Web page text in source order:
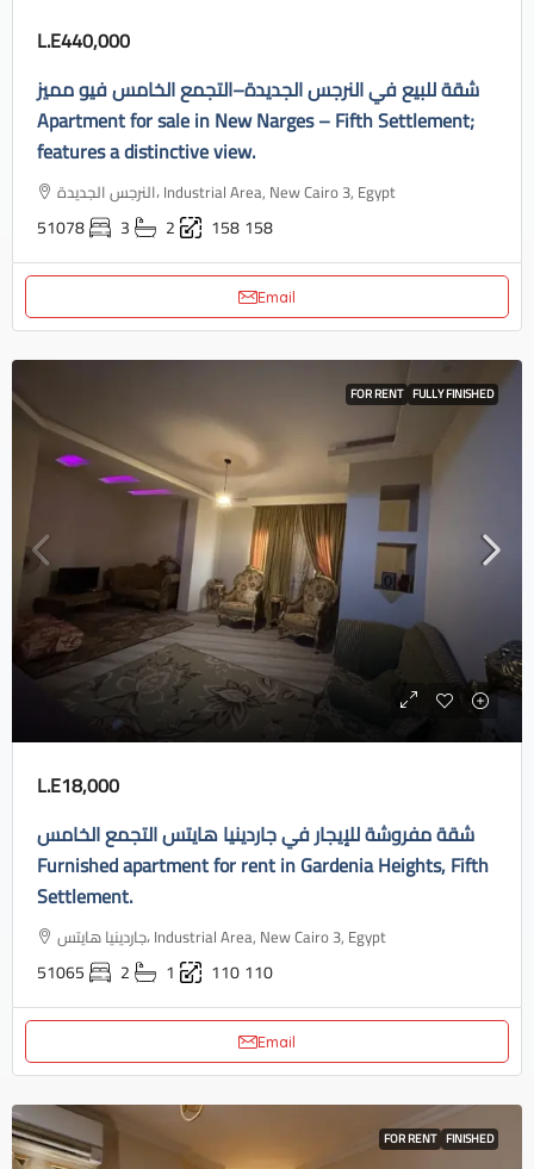
L.E440,000
شقة للبيع في النرجس الجديدة–التجمع الخامس فيو مميز
Apartment for sale in New Narges – Fifth Settlement;
features a distinctive view.
النرجس الجديدة، Industrial Area, New Cairo 3, Egypt
51078 3 2 158158
Email
FOR RENT FULLY FINISHED
L.E18,000
شقة مفروشة للإيجار في جاردينيا هايتس التجمع الخامس
Furnished apartment for rent in Gardenia Heights, Fifth
Settlement.
جاردينيا هايتس، Industrial Area, New Cairo 3, Egypt
51065 2 1 110110
Email
FOR RENT FINISHED